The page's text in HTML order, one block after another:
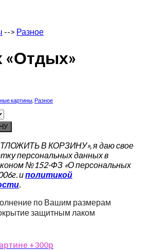
--> Разное
«Отдых»
картины Разное
В КОРЗИНУ», я даю свое
персональных данных в
№152-ФЗ «О персональных
иполитикой
.
по Вашим размерам
защитным лаком
+300р